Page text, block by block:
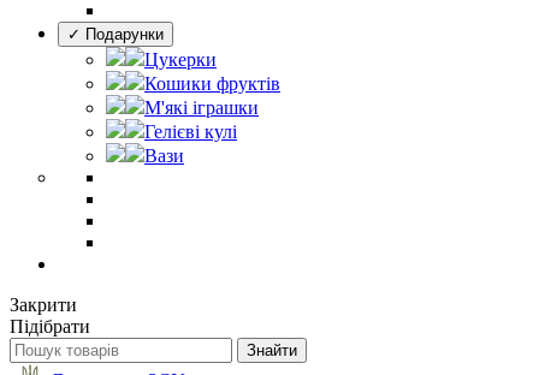
✓ Подарунки
Цукерки
Кошики фруктів
М'які іграшки
Гелієві кулі
Вази
Закрити
Підібрати